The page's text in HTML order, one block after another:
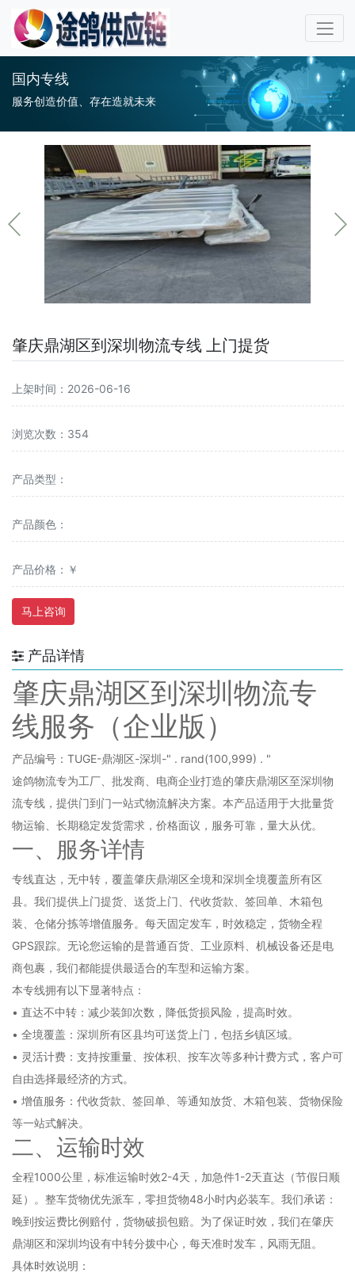
国内专线
服务创造价值、存在造就未来
肇庆鼎湖区到深圳物流专线 上门提货
上架时间：2026-06-16
浏览次数：354
产品类型：
产品颜色：
产品价格：￥
马上咨询
产品详情
肇庆鼎湖区到深圳物流专
线服务（企业版）
产品编号：TUGE-鼎湖区-深圳-" . rand(100,999) . "
途鸽物流专为工厂、批发商、电商企业打造的肇庆鼎湖区至深圳物
流专线，提供门到门一站式物流解决方案。本产品适用于大批量货
物运输、长期稳定发货需求，价格面议，服务可靠，量大从优。
一、服务详情
专线直达，无中转，覆盖肇庆鼎湖区全境和深圳全境覆盖所有区
县。我们提供上门提货、送货上门、代收货款、签回单、木箱包
装、仓储分拣等增值服务。每天固定发车，时效稳定，货物全程
GPS跟踪。无论您运输的是普通百货、工业原料、机械设备还是电
商包裹，我们都能提供最适合的车型和运输方案。
本专线拥有以下显著特点：
• 直达不中转：减少装卸次数，降低货损风险，提高时效。
• 全境覆盖：深圳所有区县均可送货上门，包括乡镇区域。
• 灵活计费：支持按重量、按体积、按车次等多种计费方式，客户可
自由选择最经济的方式。
• 增值服务：代收货款、签回单、等通知放货、木箱包装、货物保险
等一站式解决。
二、运输时效
全程1000公里，标准运输时效2-4天，加急件1-2天直达（节假日顺
延）。整车货物优先派车，零担货物48小时内必装车。我们承诺：
晚到按运费比例赔付，货物破损包赔。为了保证时效，我们在肇庆
鼎湖区和深圳均设有中转分拨中心，每天准时发车，风雨无阻。
具体时效说明：